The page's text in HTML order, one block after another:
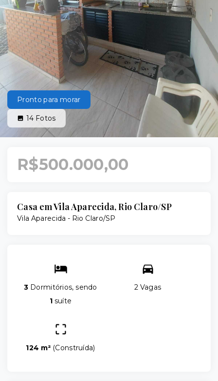
Pronto para morar
14 Fotos
R$500.000,00
Casa em Vila Aparecida, Rio Claro/SP
Vila Aparecida - Rio Claro/SP
3 Dormitórios, sendo
1 suíte
2 Vagas
124 m² (Construída)